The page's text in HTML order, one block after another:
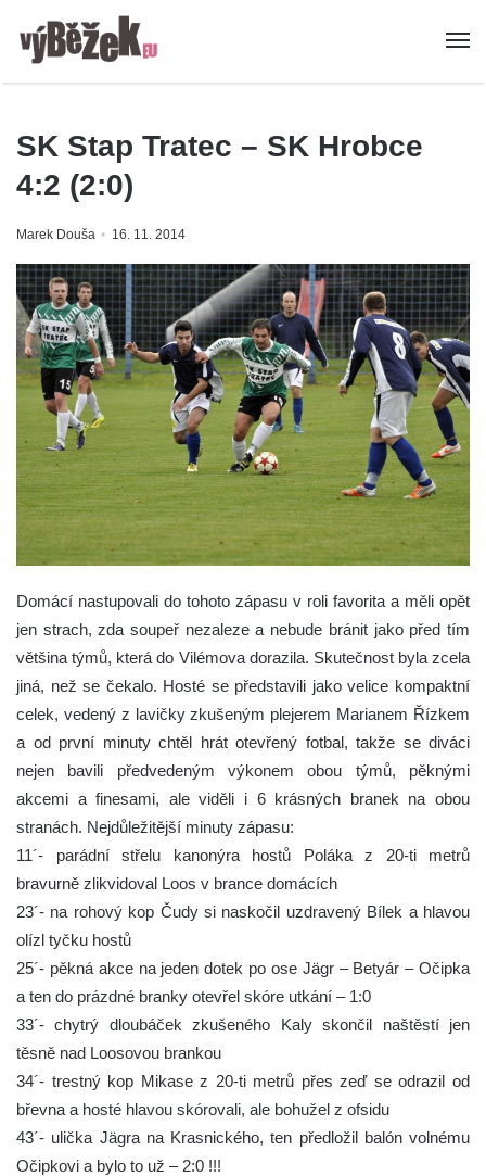
SK Stap Tratec – SK Hrobce
4:2 (2:0)
Marek Douša 16. 11. 2014
Domácí nastupovali do tohoto zápasu v roli favorita a měli opět
jen strach, zda soupeř nezaleze a nebude bránit jako před tím
většina týmů, která do Vilémova dorazila. Skutečnost byla zcela
jiná, než se čekalo. Hosté se představili jako velice kompaktní
celek, vedený z lavičky zkušeným plejerem Marianem Řízkem
a od první minuty chtěl hrát otevřený fotbal, takže se diváci
nejen bavili předvedeným výkonem obou týmů, pěknými
akcemi a finesami, ale viděli i 6 krásných branek na obou
stranách. Nejdůležitější minuty zápasu:
11´- parádní střelu kanonýra hostů Poláka z 20-ti metrů
bravurně zlikvidoval Loos v brance domácích
23´- na rohový kop Čudy si naskočil uzdravený Bílek a hlavou
olízl tyčku hostů
25´- pěkná akce na jeden dotek po ose Jägr – Betyár – Očipka
a ten do prázdné branky otevřel skóre utkání – 1:0
33´- chytrý dloubáček zkušeného Kaly skončil naštěstí jen
těsně nad Loosovou brankou
34´- trestný kop Mikase z 20-ti metrů přes zeď se odrazil od
břevna a hosté hlavou skórovali, ale bohužel z ofsidu
43´- ulička Jägra na Krasnického, ten předložil balón volnému
Očipkovi a bylo to už – 2:0 !!!